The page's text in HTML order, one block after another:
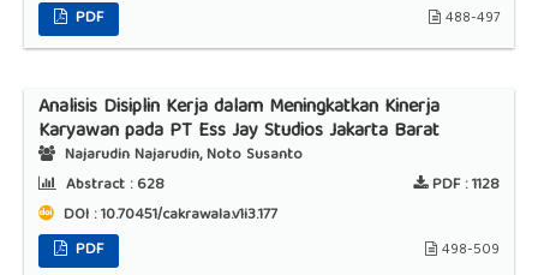
PDF
488-497
Analisis Disiplin Kerja dalam Meningkatkan Kinerja
Karyawan pada PT Ess Jay Studios Jakarta Barat
Najarudin Najarudin, Noto Susanto
Abstract :628 PDF :1128
DOI : 10.70451/cakrawala.v1i3.177
PDF
498-509